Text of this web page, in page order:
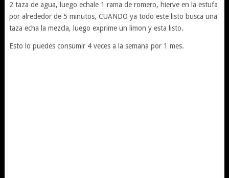
2 taza de agua, luego echale 1 rama de romero, hierve en la estufa
por alrededor de 5 minutos, CUANDO ya todo este listo busca una
taza echa la mezcla, luego exprime un limon y esta listo.
Esto lo puedes consumir 4 veces a la semana por 1 mes.